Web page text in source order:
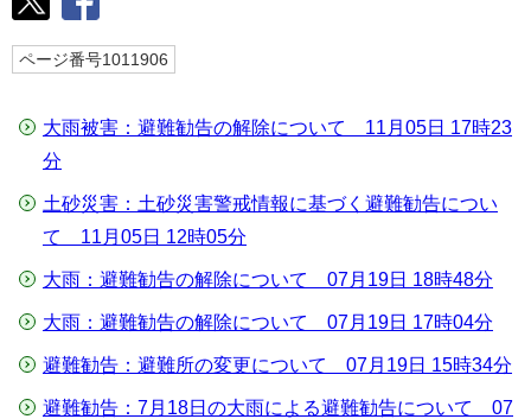
ページ番号1011906
大雨被害：避難勧告の解除について 11月05日 17時23
分
土砂災害：土砂災害警戒情報に基づく避難勧告につい
て 11月05日 12時05分
大雨：避難勧告の解除について 07月19日 18時48分
大雨：避難勧告の解除について 07月19日 17時04分
避難勧告：避難所の変更について 07月19日 15時34分
避難勧告：7月18日の大雨による避難勧告について 07